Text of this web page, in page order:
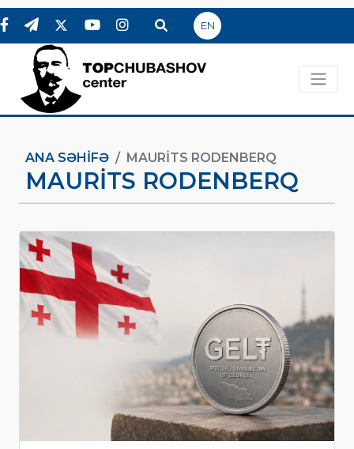
EN
ANA SƏHIFƏ MAURITS RODENBERQ
MAURITS RODENBERQ